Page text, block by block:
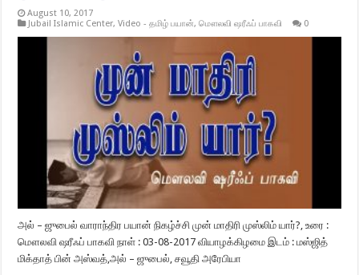
August 10, 2017
Jubail Islamic Center,Video - தமிழ் பயான்,மௌலவி ஷரீஃப் பாகவி 0
அல் – ஜுபைல் வாராந்திர பயான் நிகழ்ச்சி முன் மாதிரி முஸ்லிம் யார்?, உரை :
மௌலவி ஷரீஃப் பாகவி நாள் : 03-08-2017 வியாழக்கிழமை இடம் : மஸ்ஜித்
மிக்தாத் பின் அஸ்வத்,அல் – ஜுபைல், சவூதி அரேபியா